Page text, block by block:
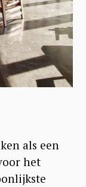
als een
het